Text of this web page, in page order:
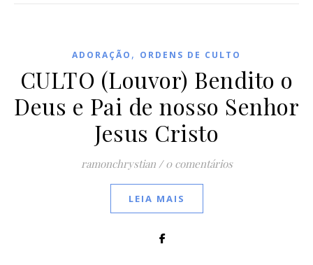
ADORAÇÃO , ORDENS DE CULTO
CULTO (Louvor) Bendito o
Deus e Pai de nosso Senhor
Jesus Cristo
ramonchrystian / 0 comentários
LEIA MAIS